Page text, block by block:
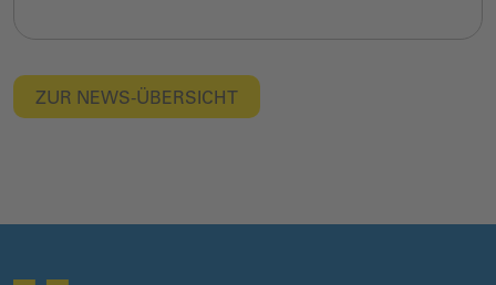
ZUR NEWS-ÜBERSICHT